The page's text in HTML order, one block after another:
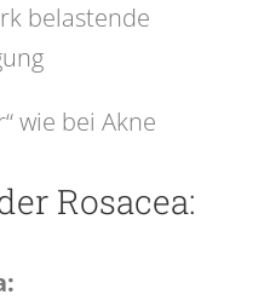
belastende
wie bei Akne
Rosacea: